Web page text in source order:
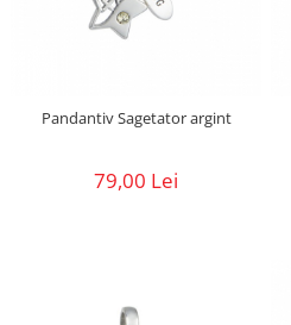
Pandantiv Sagetator argint
79,00 Lei